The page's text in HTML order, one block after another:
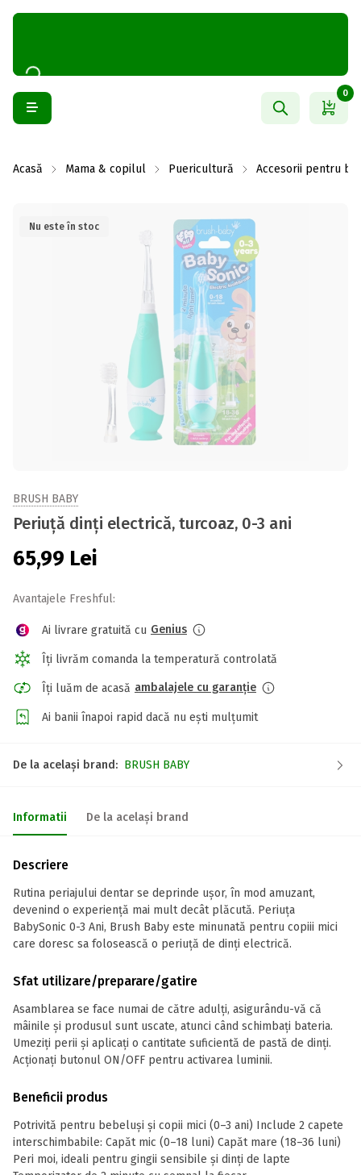
0
Acasă Mama & copilul Puericultură Accesorii pentru
Nu este în stoc
BRUSH BABY
Periuță dinți electrică, turcoaz, 0-3 ani
65,99 Lei
Avantajele Freshful:
Ai livrare gratuită cu Genius
Îți livrăm comanda la temperatură controlată
Îți luăm de acasă ambalajele cu garanție
Ai banii înapoi rapid dacă nu ești mulțumit
De la același brand: BRUSH BABY
Informatii De la același brand
Descriere
Rutina periajului dentar se deprinde ușor, în mod amuzant,
devenind o experiență mai mult decât plăcută. Periuța
BabySonic 0-3 Ani, Brush Baby este minunată pentru copiii mici
care doresc sa folosească o periuță de dinți electrică.
Sfat utilizare/preparare/gatire
Asamblarea se face numai de către adulți, asigurându-vă că
mâinile și produsul sunt uscate, atunci când schimbați bateria.
Umeziți perii și aplicați o cantitate suficientă de pastă de dinți.
Acționați butonul ON/OFF pentru activarea luminii.
Beneficii produs
Potrivită pentru bebeluși și copii mici (0–3 ani) Include 2 capete
interschimbabile: Capăt mic (0–18 luni) Capăt mare (18–36 luni)
Peri moi, ideali pentru gingii sensibile și dinți de lapte